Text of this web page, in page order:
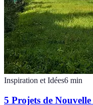
Inspiration et Idées6 min
5 Projets de